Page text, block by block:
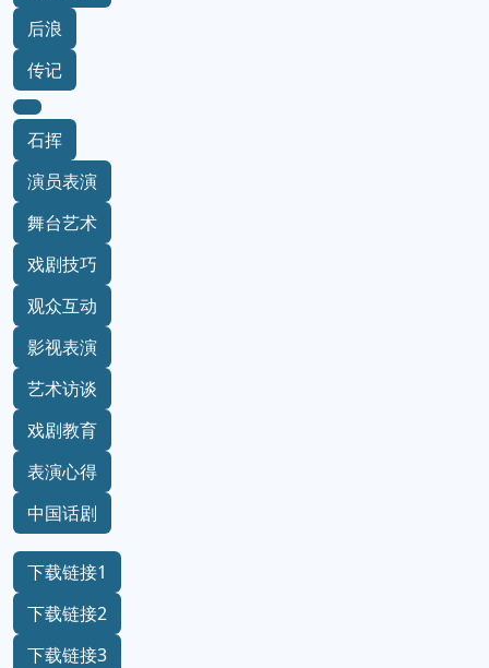
后浪
传记
石挥
演员表演
舞台艺术
戏剧技巧
观众互动
影视表演
艺术访谈
戏剧教育
表演心得
中国话剧
下载链接1
下载链接2
下载链接3